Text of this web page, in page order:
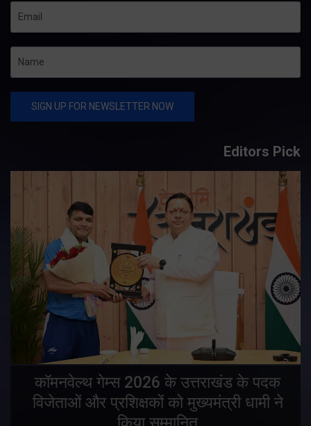
Editors Pick
कॉमनवेल्थ गेम्स 2026 के उत्तराखंड के पदक
विजेताओं और प्रशिक्षकों को मुख्यमंत्री धामी ने